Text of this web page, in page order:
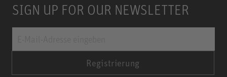
SIGN UP FOR OUR NEWSLETTER
Registrierung